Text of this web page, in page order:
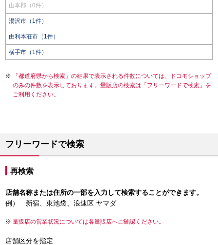
山本郡（0件）
湯沢市（1件）
由利本荘市（1件）
横手市（1件）
「都道府県から検索」の結果で表示される件数については、ドコモショップ
のみの件数を表示しております。量販店の検索は「フリーワードで検索」を
ご利用ください。
フリーワードで検索
再検索
店舗名称または住所の一部を入力して検索することができます。
例） 新宿、東池袋、浪速区 ヤマダ
量販店の営業状況については各量販店へご確認ください。
店舗区分を指定